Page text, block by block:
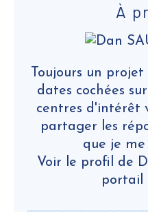
À
Toujours un
dates cochées
centres d'intérêt
partager les
que je me
Voir le profil de
portail